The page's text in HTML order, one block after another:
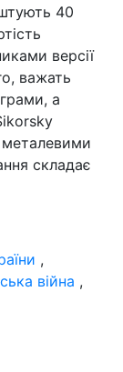
40
версії
важать
а
металевими
складає
,
війна ,